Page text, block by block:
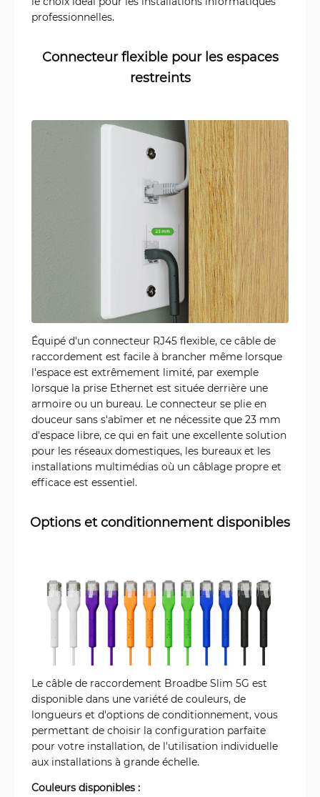
professionnelles.
Connecteur flexible pour les espaces
restreints
Équipé d'un connecteur RJ45 flexible, ce câble de
raccordement est facile à brancher même lorsque
l'espace est extrêmement limité, par exemple
lorsque la prise Ethernet est située derrière une
armoire ou un bureau. Le connecteur se plie en
douceur sans s'abîmer et ne nécessite que 23 mm
d'espace libre, ce qui en fait une excellente solution
pour les réseaux domestiques, les bureaux et les
installations multimédias où un câblage propre et
efficace est essentiel.
Options et conditionnement disponibles
Le câble de raccordement Broadbe Slim 5G est
disponible dans une variété de couleurs, de
longueurs et d'options de conditionnement, vous
permettant de choisir la configuration parfaite
pour votre installation, de l'utilisation individuelle
aux installations à grande échelle.
Couleurs disponibles :